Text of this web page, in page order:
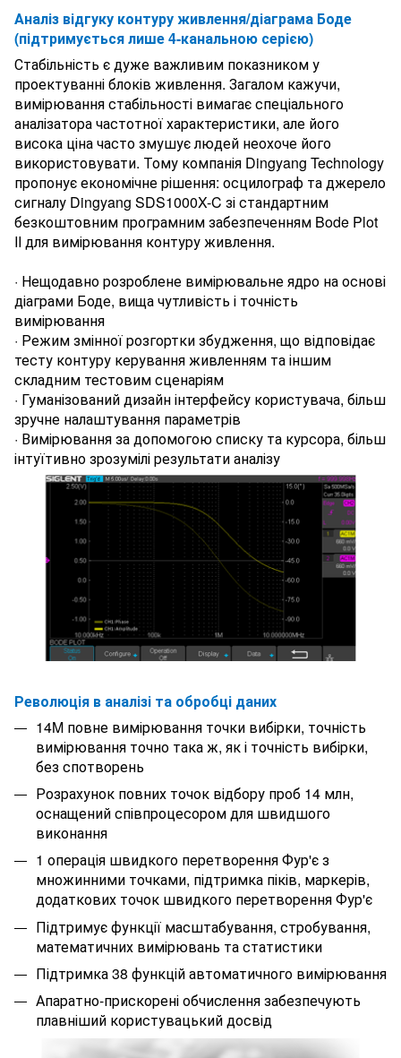
Аналіз відгуку контуру живлення/діаграма Боде
(підтримується лише 4-канальною серією)
Стабільність є дуже важливим показником у
проектуванні блоків живлення. Загалом кажучи,
вимірювання стабільності вимагає спеціального
аналізатора частотної характеристики, але його
висока ціна часто змушує людей неохоче його
використовувати. Тому компанія Dingyang Technology
пропонує економічне рішення: осцилограф та джерело
сигналу Dingyang SDS1000X-C зі стандартним
безкоштовним програмним забезпеченням Bode Plot
II для вимірювання контуру живлення.
· Нещодавно розроблене вимірювальне ядро на основі
діаграми Боде, вища чутливість і точність
вимірювання
· Режим змінної розгортки збудження, що відповідає
тесту контуру керування живленням та іншим
складним тестовим сценаріям
· Гуманізований дизайн інтерфейсу користувача, більш
зручне налаштування параметрів
· Вимірювання за допомогою списку та курсора, більш
інтуїтивно зрозумілі результати аналізу
Революція в аналізі та обробці даних
14M повне вимірювання точки вибірки, точність
вимірювання точно така ж, як і точність вибірки,
без спотворень
Розрахунок повних точок відбору проб 14 млн,
оснащений співпроцесором для швидшого
виконання
1 операція швидкого перетворення Фур'є з
множинними точками, підтримка піків, маркерів,
додаткових точок швидкого перетворення Фур'є
Підтримує функції масштабування, стробування,
математичних вимірювань та статистики
Підтримка 38 функцій автоматичного вимірювання
Апаратно-прискорені обчислення забезпечують
плавніший користувацький досвід